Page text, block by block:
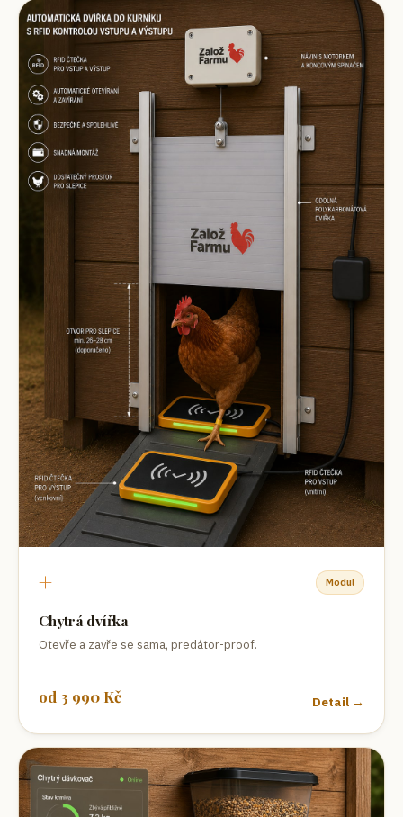
+ Modul
Chytrá dvířka
Otevře a zavře se sama, predátor-proof.
od 3 990 Kč Detail →